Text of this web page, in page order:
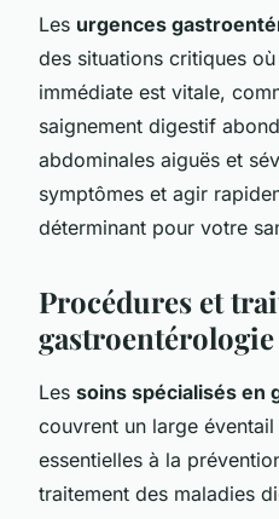
Les urgences
des situations critiques
immédiate est vitale,
saignement digestif
abdominales aiguës et
symptômes et agir
déterminant pour votre
Procédures et
gastroentérologie
Les soins spécialisés en
couvrent un large
essentielles à la
traitement des maladies